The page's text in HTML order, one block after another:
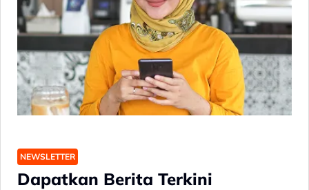
NEWSLETTER
Dapatkan Berita Terkini